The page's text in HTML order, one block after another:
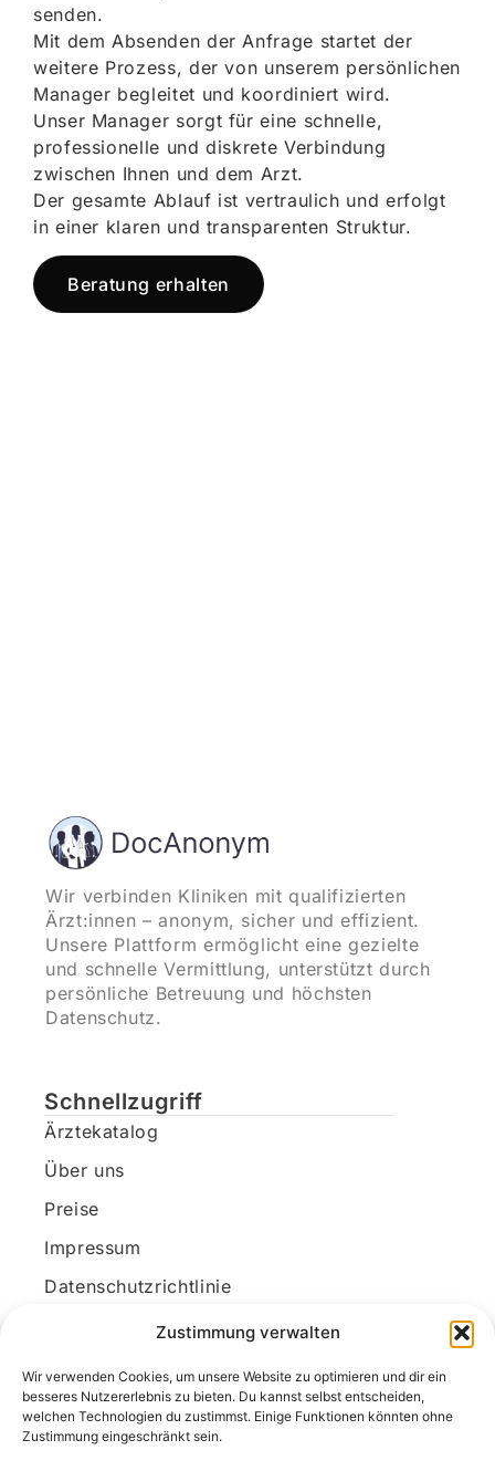
Zustimmung verwalten
Wir verwenden Cookies, um unsere Website zu optimieren und dir ein
besseres Nutzererlebnis zu bieten. Du kannst selbst entscheiden,
welchen Technologien du zustimmst. Einige Funktionen könnten ohne
Zustimmung eingeschränkt sein.
senden.
Mit dem Absenden der Anfrage startet der
weitere Prozess, der von unserem persönlichen
Manager begleitet und koordiniert wird.
Unser Manager sorgt für eine schnelle,
professionelle und diskrete Verbindung
zwischen Ihnen und dem Arzt.
Der gesamte Ablauf ist vertraulich und erfolgt
in einer klaren und transparenten Struktur.
Beratung erhalten
Wir verbinden Kliniken mit qualifizierten
Ärzt:innen – anonym, sicher und effizient.
Unsere Plattform ermöglicht eine gezielte
und schnelle Vermittlung, unterstützt durch
persönliche Betreuung und höchsten
Datenschutz.
Schnellzugriff
Ärztekatalog
Über uns
Preise
Impressum
Datenschutzrichtlinie
Kundenkonto
Unsere Kontaktdaten
E-Mail: kontakt@docanonym.com